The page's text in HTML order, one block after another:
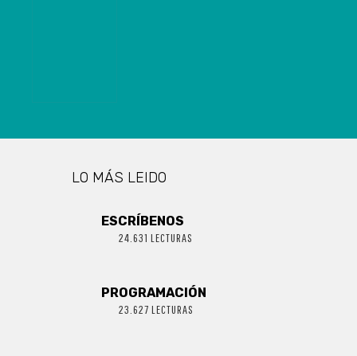
LO MÁS LEIDO
ESCRÍBENOS
24.631 LECTURAS
PROGRAMACIÓN
23.627 LECTURAS